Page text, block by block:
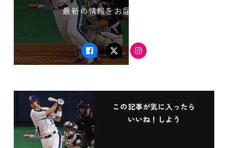
最新の情報をお届けします
FacebookTwitterInstagram
この記事が気に入ったら
いいね！しよう